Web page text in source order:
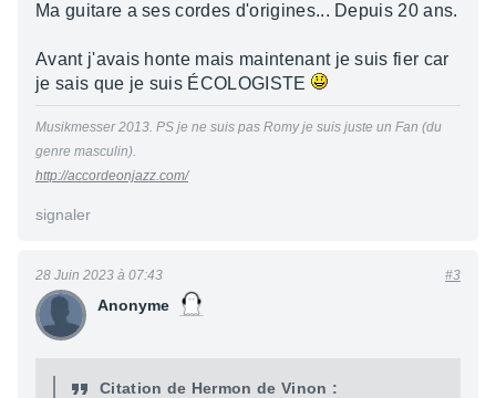
Ma guitare a ses cordes d'origines... Depuis 20 ans.
Avant j'avais honte mais maintenant je suis fier car
je sais que je suis ÉCOLOGISTE
Musikmesser 2013. PS je ne suis pas Romy je suis juste un Fan (du
genre masculin).
http://accordeonjazz.com/
signaler
Anonyme
28 Juin 2023 à 07:43 #3
Citation de Hermon de Vinon :